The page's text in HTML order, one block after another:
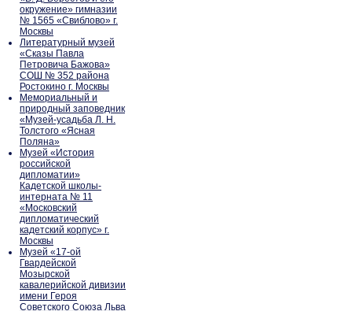
окружение» гимназии
№ 1565 «Свиблово» г.
Москвы
Литературный музей
«Сказы Павла
Петровича Бажова»
СОШ № 352 района
Ростокино г. Москвы
Мемориальный и
природный заповедник
«Музей-усадьба Л. Н.
Толстого «Ясная
Поляна»
Музей «История
российской
дипломатии»
Кадетской школы-
интерната № 11
«Московский
дипломатический
кадетский корпус» г.
Москвы
Музей «17-ой
Гвардейской
Мозырской
кавалерийской дивизии
имени Героя
Советского Союза Льва